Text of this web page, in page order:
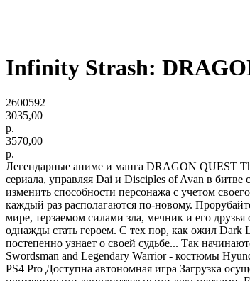
Infinity Strash:
2600592
3035,00
р.
3570,00
р.
Легендарные аниме и манга DRAGON QUEST
сериала, управляя Dai и Disciples of Avan в
изменить способности персонажа с учетом
каждый раз располагаются по-новому.
мире, терзаемом силами зла, мечник и его
однажды стать героем. С тех пор, как ожил Dark
постепенно узнает о своей судьбе... Так
Swordsman and Legendary Warrior - костюмы
PS4 Pro Доступна автономная игра Загрузка